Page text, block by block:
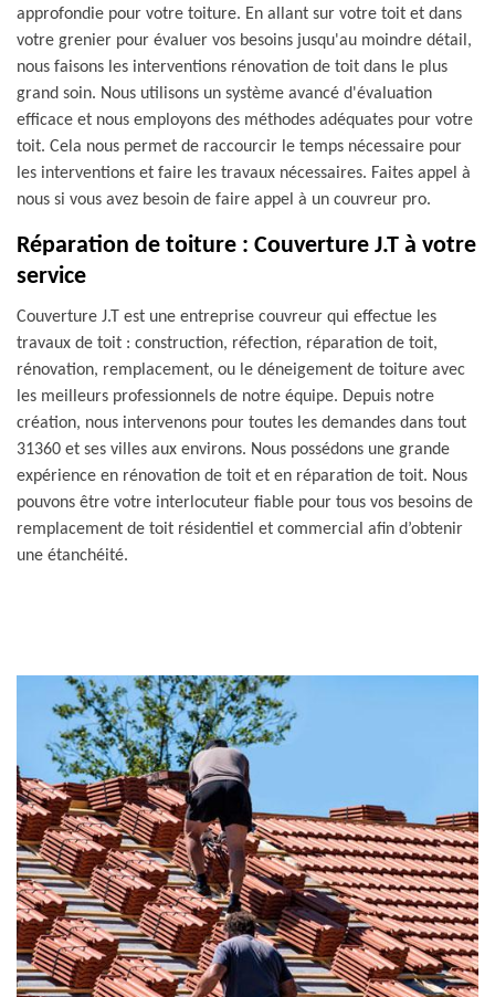
approfondie pour votre toiture. En allant sur votre toit et dans
votre grenier pour évaluer vos besoins jusqu'au moindre détail,
nous faisons les interventions rénovation de toit dans le plus
grand soin. Nous utilisons un système avancé d'évaluation
efficace et nous employons des méthodes adéquates pour votre
toit. Cela nous permet de raccourcir le temps nécessaire pour
les interventions et faire les travaux nécessaires. Faites appel à
nous si vous avez besoin de faire appel à un couvreur pro.
Réparation de toiture : Couverture J.T à votre
service
Couverture J.T est une entreprise couvreur qui effectue les
travaux de toit : construction, réfection, réparation de toit,
rénovation, remplacement, ou le déneigement de toiture avec
les meilleurs professionnels de notre équipe. Depuis notre
création, nous intervenons pour toutes les demandes dans tout
31360 et ses villes aux environs. Nous possédons une grande
expérience en rénovation de toit et en réparation de toit. Nous
pouvons être votre interlocuteur fiable pour tous vos besoins de
remplacement de toit résidentiel et commercial afin d’obtenir
une étanchéité.